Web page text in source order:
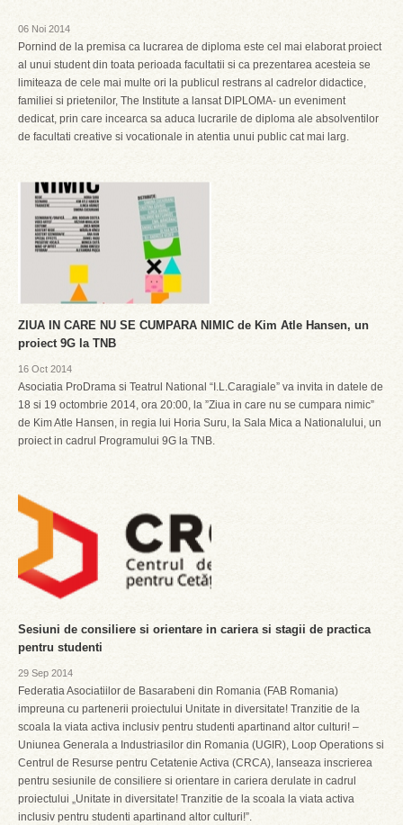
06 Noi 2014
Pornind de la premisa ca lucrarea de diploma este cel mai elaborat proiect
al unui student din toata perioada facultatii si ca prezentarea acesteia se
limiteaza de cele mai multe ori la publicul restrans al cadrelor didactice,
familiei si prietenilor, The Institute a lansat DIPLOMA- un eveniment
dedicat, prin care incearca sa aduca lucrarile de diploma ale absolventilor
de facultati creative si vocationale in atentia unui public cat mai larg.
ZIUA IN CARE NU SE CUMPARA NIMIC de Kim Atle Hansen, un
proiect 9G la TNB
16 Oct 2014
Asociatia ProDrama si Teatrul National “I.L.Caragiale” va invita in datele de
18 si 19 octombrie 2014, ora 20:00, la ”Ziua in care nu se cumpara nimic”
de Kim Atle Hansen, in regia lui Horia Suru, la Sala Mica a Nationalului, un
proiect in cadrul Programului 9G la TNB.
Sesiuni de consiliere si orientare in cariera si stagii de practica
pentru studenti
29 Sep 2014
Federatia Asociatiilor de Basarabeni din Romania (FAB Romania)
impreuna cu partenerii proiectului Unitate in diversitate! Tranzitie de la
scoala la viata activa inclusiv pentru studenti apartinand altor culturi! –
Uniunea Generala a Industriasilor din Romania (UGIR), Loop Operations si
Centrul de Resurse pentru Cetatenie Activa (CRCA), lanseaza inscrierea
pentru sesiunile de consiliere si orientare in cariera derulate in cadrul
proiectului „Unitate in diversitate! Tranzitie de la scoala la viata activa
inclusiv pentru studenti apartinand altor culturi!”.